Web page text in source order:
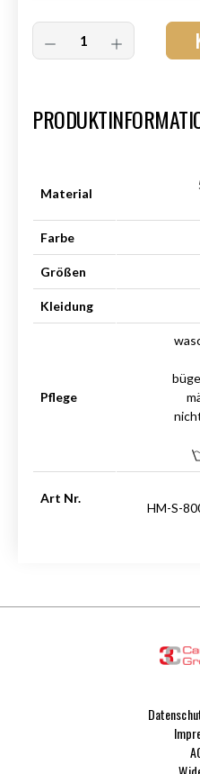
Material
Farbe
Größen
Kleidung
Pflege
Art Nr.
HM-S-